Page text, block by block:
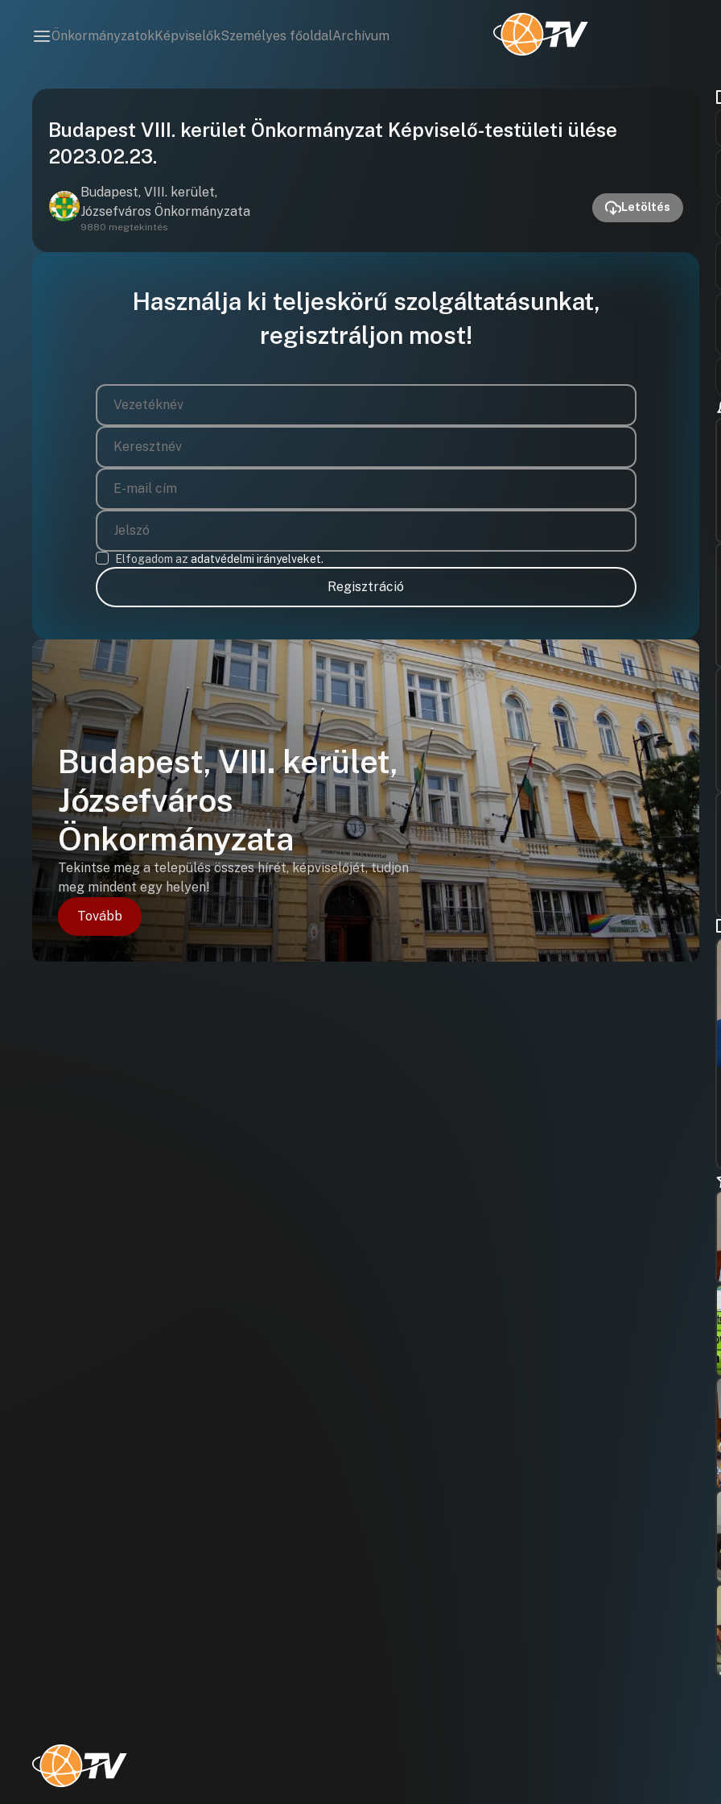
ÖnkormányzatokKépviselőkSzemélyes főoldalArchívum
lejátszása
Budapest VIII. kerület Önkormányzat Képviselő-testületi ülése
2023.02.23.
Budapest, VIII. kerület,
Józsefváros Önkormányzata
9880 megtekintés
Letöltés
Használja ki teljeskörű szolgáltatásunkat,
regisztráljon most!
Elfogadom az adatvédelmi irányelveket.
Regisztráció
Budapest, VIII. kerület,
Józsefváros
Önkormányzata
Tekintse meg a település összes hírét, képviselőjét, tudjon
meg mindent egy helyen!
Tovább